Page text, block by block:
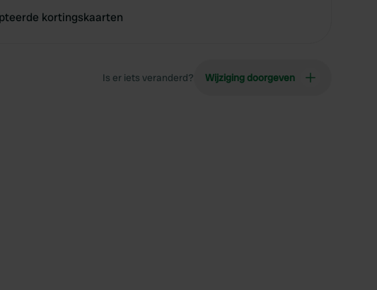
kortingskaarten
Is er iets veranderd? Wijziging doorgeven